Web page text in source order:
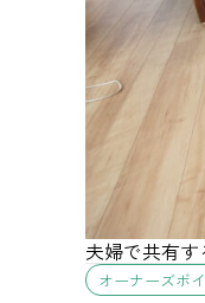
夫婦で共有
オーナーズボ